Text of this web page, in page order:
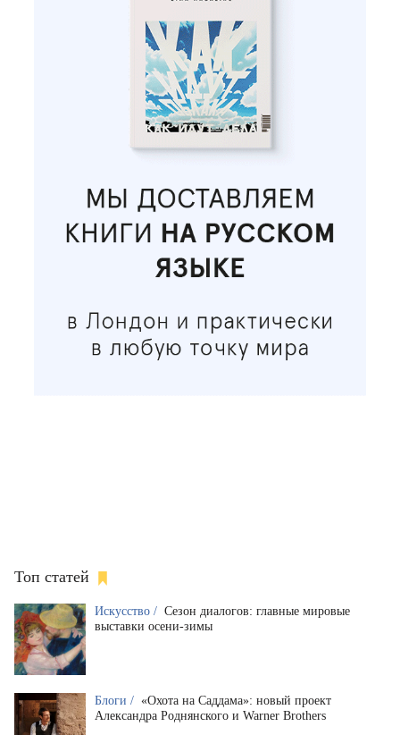
Топ статей
Искусство / Сезон диалогов: главные мировые
выставки осени-зимы
Блоги / «Охота на Саддама»: новый проект
Александра Роднянского и Warner Brothers